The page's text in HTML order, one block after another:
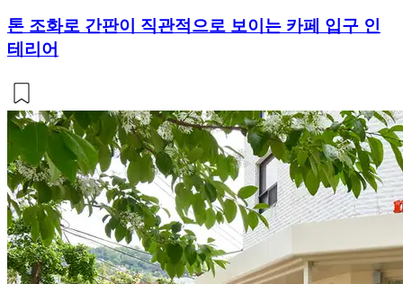
톤 조화로 간판이 직관적으로 보이는 카페 입구 인
테리어